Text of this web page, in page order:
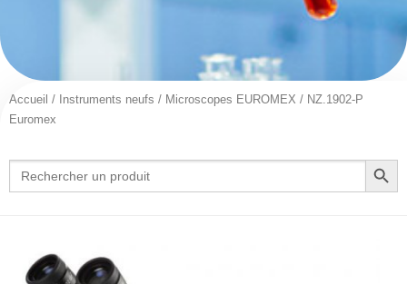
Accueil / Instruments neufs / Microscopes EUROMEX / NZ.1902-P
Euromex
Search
for:
Search Button